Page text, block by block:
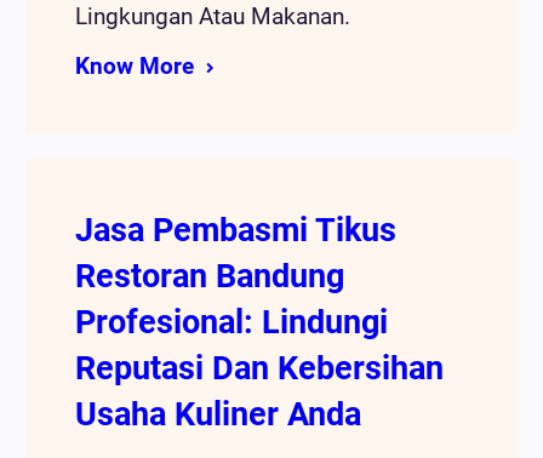
Lingkungan Atau Makanan.
Know More
Jasa Pembasmi Tikus
Restoran Bandung
Profesional: Lindungi
Reputasi Dan Kebersihan
Usaha Kuliner Anda